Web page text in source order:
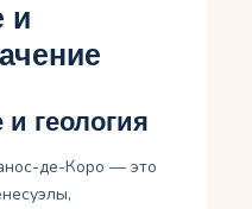
и
геология
де-Коро — это